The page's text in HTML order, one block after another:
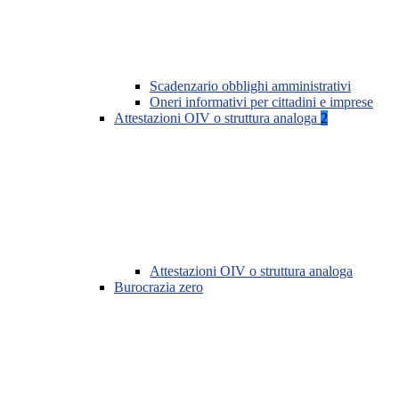
Scadenzario obblighi amministrativi
Oneri informativi per cittadini e imprese
Attestazioni OIV o struttura analoga 2
Attestazioni OIV o struttura analoga
Burocrazia zero